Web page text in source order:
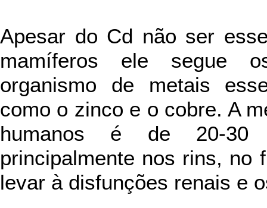
Apesar do Cd não ser
mamíferos ele segue
organismo de metais
como o zinco e o cobre. A
humanos é de 20-
principalmente nos rins, no
levar à disfunções renais e